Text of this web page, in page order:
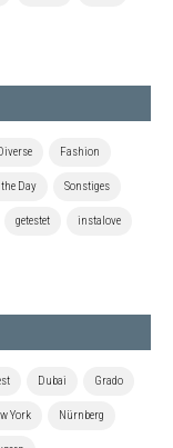
Fashion
Day Sonstiges
getestet instalove
Dubai Grado
York Nürnberg